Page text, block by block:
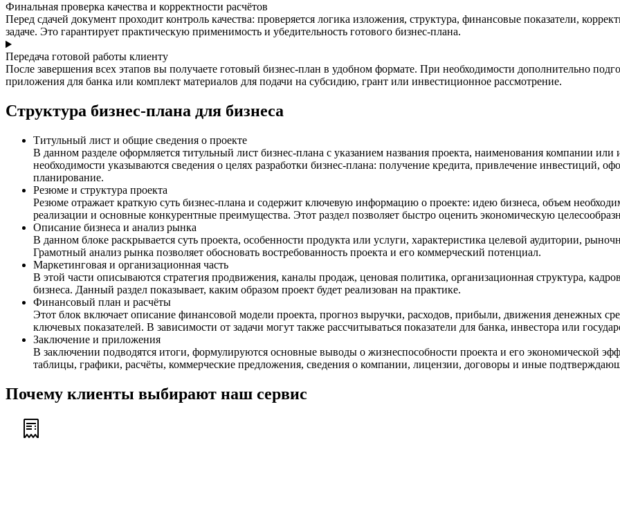
Финальная проверка качества и корректности расчётов
Перед сдачей документ проходит контроль качества: проверяется логика изложения, структура, финансовые показатели,
задаче. Это гарантирует практическую применимость и убедительность готового бизнес-плана.
Передача готовой работы клиенту
После завершения всех этапов вы получаете готовый бизнес-план в удобном формате. При необходимости дополнительно
приложения для банка или комплект материалов для подачи на субсидию, грант или инвестиционное рассмотрение.
Структура бизнес-плана для бизнеса
Титульный лист и общие сведения о проекте
В данном разделе оформляется титульный лист бизнес-плана с указанием названия проекта, наименования компании
необходимости указываются сведения о целях разработки бизнес-плана: получение кредита, привлечение инвестиций,
планирование.
Резюме и структура проекта
Резюме отражает краткую суть бизнес-плана и содержит ключевую информацию о проекте: идею бизнеса, объем
реализации и основные конкурентные преимущества. Этот раздел позволяет быстро оценить экономическую
Описание бизнеса и анализ рынка
В данном блоке раскрывается суть проекта, особенности продукта или услуги, характеристика целевой аудитории,
Грамотный анализ рынка позволяет обосновать востребованность проекта и его коммерческий потенциал.
Маркетинговая и организационная часть
В этой части описываются стратегия продвижения, каналы продаж, ценовая политика, организационная структура,
бизнеса. Данный раздел показывает, каким образом проект будет реализован на практике.
Финансовый план и расчёты
Этот блок включает описание финансовой модели проекта, прогноз выручки, расходов, прибыли, движения денежных
ключевых показателей. В зависимости от задачи могут также рассчитываться показатели для банка, инвестора или
Заключение и приложения
В заключении подводятся итоги, формулируются основные выводы о жизнеспособности проекта и его экономической
таблицы, графики, расчёты, коммерческие предложения, сведения о компании, лицензии, договоры и иные
Почему клиенты выбирают наш сервис